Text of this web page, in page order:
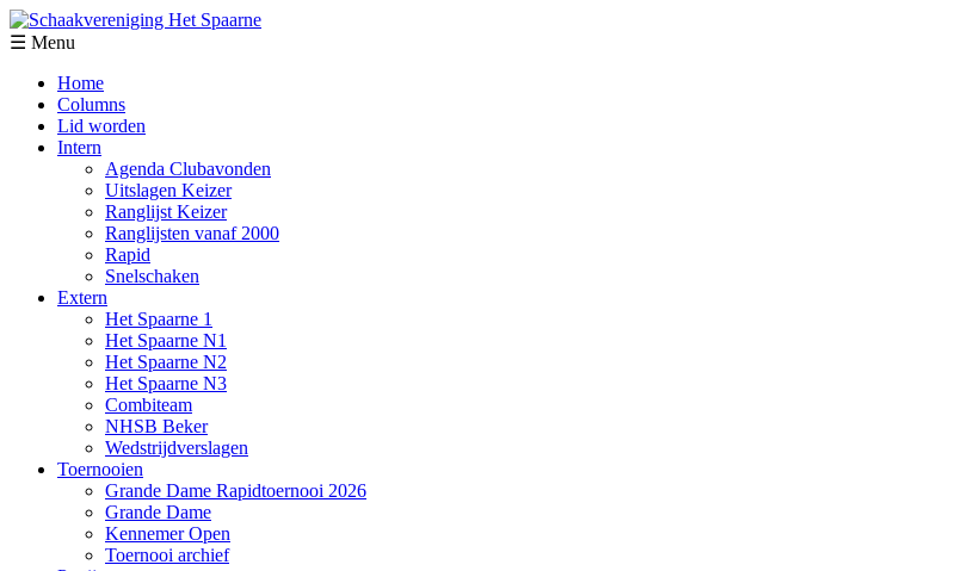
☰ Menu
Home
Columns
Lid worden
Intern
Agenda Clubavonden
Uitslagen Keizer
Ranglijst Keizer
Ranglijsten vanaf 2000
Rapid
Snelschaken
Extern
Het Spaarne 1
Het Spaarne N1
Het Spaarne N2
Het Spaarne N3
Combiteam
NHSB Beker
Wedstrijdverslagen
Toernooien
Grande Dame Rapidtoernooi 2026
Grande Dame
Kennemer Open
Toernooi archief